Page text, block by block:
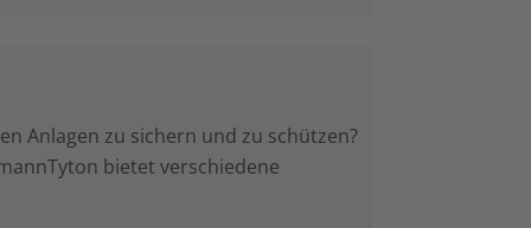
Anlagen zu sichern und zu schützen?
bietet verschiedene